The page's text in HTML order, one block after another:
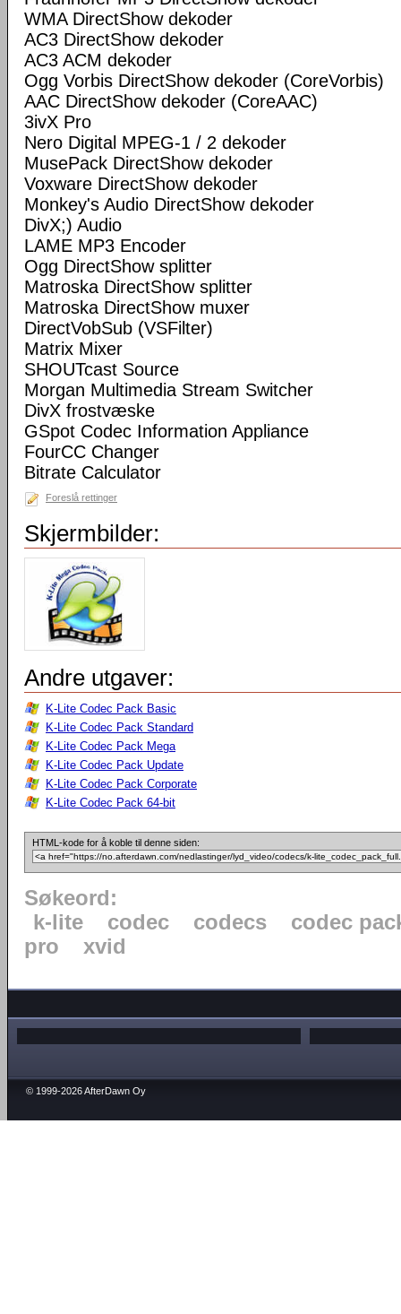
WMA DirectShow dekoder
AC3 DirectShow dekoder
AC3 ACM dekoder
Ogg Vorbis DirectShow dekoder (CoreVorbis)
AAC DirectShow dekoder (CoreAAC)
3ivX Pro
Nero Digital MPEG-1 / 2 dekoder
MusePack DirectShow dekoder
Voxware DirectShow dekoder
Monkey's Audio DirectShow dekoder
DivX;) Audio
LAME MP3 Encoder
Ogg DirectShow splitter
Matroska DirectShow splitter
Matroska DirectShow muxer
DirectVobSub (VSFilter)
Matrix Mixer
SHOUTcast Source
Morgan Multimedia Stream Switcher
DivX frostvæske
GSpot Codec Information Appliance
FourCC Changer
Bitrate Calculator
Foreslå rettinger
Skjermbilder:
Andre utgaver:
K-Lite Codec Pack Basic
K-Lite Codec Pack Standard
K-Lite Codec Pack Mega
K-Lite Codec Pack Update
K-Lite Codec Pack Corporate
K-Lite Codec Pack 64-bit
HTML-kode for å koble til denne siden:
Søkeord:
k-lite
codec codecs
codec
pro
xvid
© 1999-2026 AfterDawn Oy